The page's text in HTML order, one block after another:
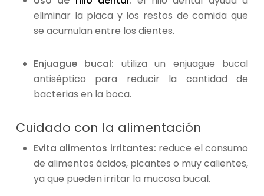
eliminar la placa y los restos de comida que
se acumulan entre los dientes.
Enjuague bucal: utiliza un enjuague bucal
antiséptico para reducir la cantidad de
bacterias en la boca.
Cuidado con la alimentación
Evita alimentos irritantes: reduce el consumo
de alimentos ácidos, picantes o muy calientes,
ya que pueden irritar la mucosa bucal.